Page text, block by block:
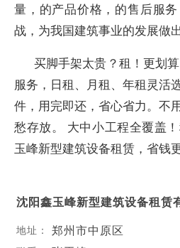
量，的产品价格，的售后服
战，为我国建筑事业的发展做出
买脚手架太贵？租！更划
服务，日租、月租、年租灵活
件，用完即还，省心省力。不
愁存放。 大中小工程全覆盖
玉峰新型建筑设备租赁，省钱
沈阳鑫玉峰新型建筑设备租赁
地址： 郑州市中原区